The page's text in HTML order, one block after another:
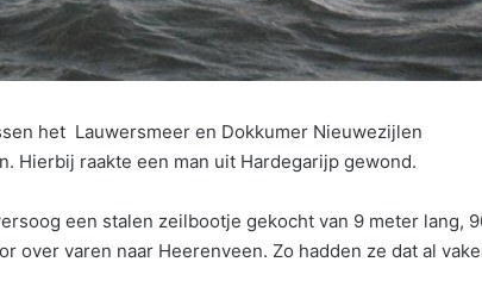
het Lauwersmeer en Dokkumer Nieuwezijlen
Hierbij raakte een man uit Hardegarijp gewond.
een stalen zeilbootje gekocht van 9 meter lang,
over varen naar Heerenveen. Zo hadden ze dat al